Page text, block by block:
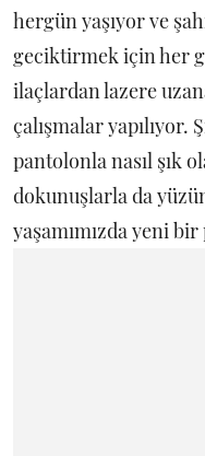
hergün yaşıyor ve
geciktirmek için her
ilaçlardan lazere
çalışmalar yapılıyor.
pantolonla nasıl şık
dokunuşlarla da
yaşamımızda yeni